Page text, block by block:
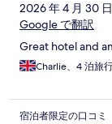
2026 年 4 月 30 日
Google で翻訳
Great hotel and
Charlie、4 泊旅
宿泊者限定の口コミ